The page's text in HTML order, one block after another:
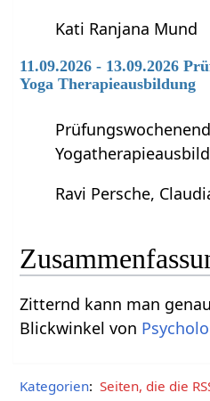
Kati Ranjana Mund
11.09.2026 - 13.09.2026
Yoga Therapieausbildung
Ravi Persche,
Zitternd‏‎ kann man genauer betrachten aus dem
Blickwinkel von
Kategorien: Seiten, die die